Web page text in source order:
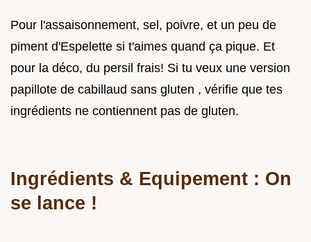
Pour l'assaisonnement, sel, poivre, et un peu de
piment d'Espelette si t'aimes quand ça pique. Et
pour la déco, du persil frais! Si tu veux une version
papillote de cabillaud sans gluten , vérifie que tes
ingrédients ne contiennent pas de gluten.
Ingrédients & Equipement : On
se lance !